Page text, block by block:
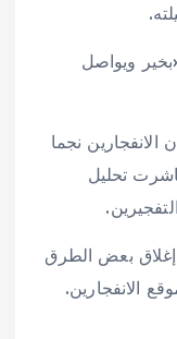
ويواصل
نجما
تحليل
بعض الطرق
الانفجارين.